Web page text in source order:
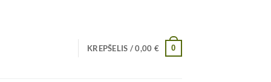
KREPŠELIS /0,00 € 0